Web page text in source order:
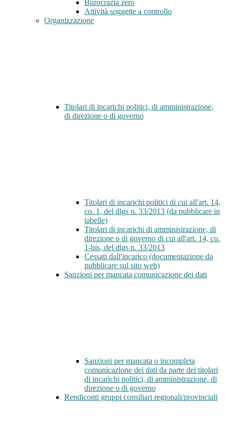
Burocrazia zero
Attività soggette a controllo
Organizzazione
Titolari di incarichi politici, di amministrazione,
di direzione o di governo
Titolari di incarichi politici di cui all'art. 14,
co. 1, del dlgs n. 33/2013 (da pubblicare in
tabelle)
Titolari di incarichi di amministrazione, di
direzione o di governo di cui all'art. 14, co.
1-bis, del dlgs n. 33/2013
Cessati dall'incarico (documentazione da
pubblicare sul sito web)
Sanzioni per mancata comunicazione dei dati
Sanzioni per mancata o incompleta
comunicazione dei dati da parte dei titolari
di incarichi politici, di amministrazione, di
direzione o di governo
Rendiconti gruppi consiliari regionali/provinciali